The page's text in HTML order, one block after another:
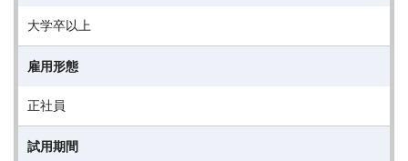
大学卒以上
雇用形態
正社員
試用期間